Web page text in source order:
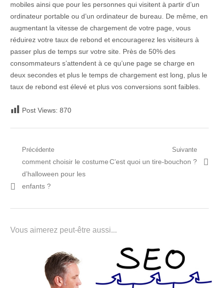
mobiles ainsi que pour les personnes qui visitent à partir d’un
ordinateur portable ou d’un ordinateur de bureau. De même, en
augmentant la vitesse de chargement de votre page, vous
réduirez votre taux de rebond et encouragerez les visiteurs à
passer plus de temps sur votre site. Près de 50% des
consommateurs s’attendent à ce qu’une page se charge en
deux secondes et plus le temps de chargement est long, plus le
taux de rebond est élevé et plus vos conversions sont faibles.
Post Views: 870
Navigation
l’article
Précédente
Post
précédent:
comment choisir le costume
d’halloween pour les
enfants ?
Suivante
Prochain
C’est quoi un tire-bouchon ?
Vous aimerez peut-être aussi...